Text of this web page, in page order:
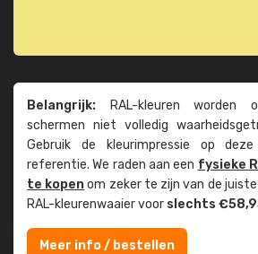
Belangrijk: RAL-kleuren worden
schermen niet volledig
Gebruik de kleur­impressie op
referentie. We raden aan een fysieke
te kopenom zeker te zijn van de
RAL-kleuren­waaier voor slechts
Meer info / bestellen